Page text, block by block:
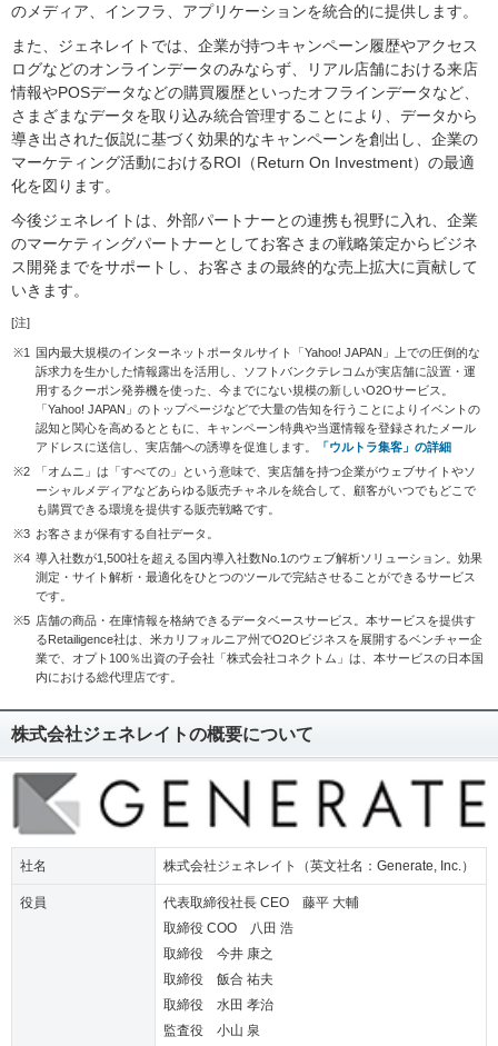
のメディア、インフラ、アプリケーションを統合的に提供します。
また、ジェネレイトでは、企業が持つキャンペーン履歴やアクセス
ログなどのオンラインデータのみならず、リアル店舗における来店
情報やPOSデータなどの購買履歴といったオフラインデータなど、
さまざまなデータを取り込み統合管理することにより、データから
導き出された仮説に基づく効果的なキャンペーンを創出し、企業の
マーケティング活動におけるROI（Return On Investment）の最適
化を図ります。
今後ジェネレイトは、外部パートナーとの連携も視野に入れ、企業
のマーケティングパートナーとしてお客さまの戦略策定からビジネ
ス開発までをサポートし、お客さまの最終的な売上拡大に貢献して
いきます。
[注]
※1
国内最大規模のインターネットポータルサイト「Yahoo! JAPAN」上での圧倒的な
訴求力を生かした情報露出を活用し、ソフトバンクテレコムが実店舗に設置・運
用するクーポン発券機を使った、今までにない規模の新しいO2Oサービス。
「Yahoo! JAPAN」のトップページなどで大量の告知を行うことによりイベントの
認知と関心を高めるとともに、キャンペーン特典や当選情報を登録されたメール
アドレスに送信し、実店舗への誘導を促進します。
「ウルトラ集客」の詳細
※2
「オムニ」は「すべての」という意味で、実店舗を持つ企業がウェブサイトやソ
ーシャルメディアなどあらゆる販売チャネルを統合して、顧客がいつでもどこで
も購買できる環境を提供する販売戦略です。
※3 お客さまが保有する自社データ。
※4 導入社数が1,500社を超える国内導入社数No.1のウェブ解析ソリューション。効果
測定・サイト解析・最適化をひとつのツールで完結させることができるサービス
です。
※5 店舗の商品・在庫情報を格納できるデータベースサービス。本サービスを提供す
るRetailigence社は、米カリフォルニア州でO2Oビジネスを展開するベンチャー企
業で、オプト100％出資の子会社「株式会社コネクトム」は、本サービスの日本国
内における総代理店です。
株式会社ジェネレイトの概要について
社名 株式会社ジェネレイト（英文社名：Generate, Inc.）
役員
代表取締役社長 CEO 藤平 大輔
取締役 COO 八田 浩
取締役 今井 康之
取締役 飯合 祐夫
取締役 水田 孝治
監査役 小山 泉